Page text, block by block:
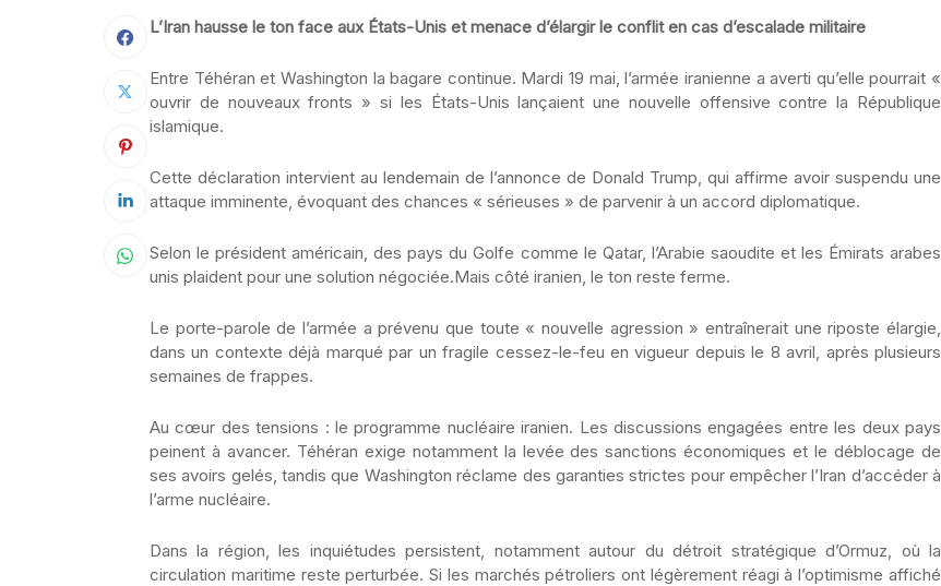
L’Iran hausse le ton face aux États-Unis et menace d’élargir le conflit en cas d’escalade militaire
Entre Téhéran et Washington la bagare continue. Mardi 19 mai, l’armée iranienne a averti qu’elle pourrait «
ouvrir de nouveaux fronts » si les États-Unis lançaient une nouvelle offensive contre la République
islamique.
Cette déclaration intervient au lendemain de l’annonce de Donald Trump, qui affirme avoir suspendu une
attaque imminente, évoquant des chances « sérieuses » de parvenir à un accord diplomatique.
Selon le président américain, des pays du Golfe comme le Qatar, l’Arabie saoudite et les Émirats arabes
unis plaident pour une solution négociée.Mais côté iranien, le ton reste ferme.
Le porte-parole de l’armée a prévenu que toute « nouvelle agression » entraînerait une riposte élargie,
dans un contexte déjà marqué par un fragile cessez-le-feu en vigueur depuis le 8 avril, après plusieurs
semaines de frappes.
Au cœur des tensions : le programme nucléaire iranien. Les discussions engagées entre les deux pays
peinent à avancer. Téhéran exige notamment la levée des sanctions économiques et le déblocage de
ses avoirs gelés, tandis que Washington réclame des garanties strictes pour empêcher l’Iran d’accéder à
l’arme nucléaire.
Dans la région, les inquiétudes persistent, notamment autour du détroit stratégique d’Ormuz, où la
circulation maritime reste perturbée. Si les marchés pétroliers ont légèrement réagi à l’optimisme affiché